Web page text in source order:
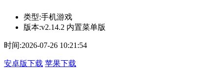
类型:手机游戏
版本:v2.14.2 内置菜单版
时间:2026-07-26 10:21:54
安卓版下载 苹果下载